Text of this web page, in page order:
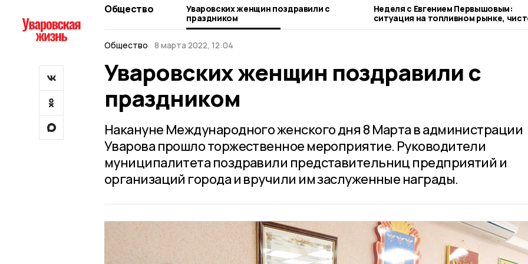
Общество
Уваровских женщин поздравили с
праздником
Неделя с Евгением Первышовым:
ситуация на топливном рынке,
городе и приоритеты образования
Общество
8 марта 2022, 12:04
Уваровских женщин поздравили с
праздником
Накануне Международного женского дня 8 Марта в администрации
Уварова прошло торжественное мероприятие. Руководители
муниципалитета поздравили представительниц предприятий и
организаций города и вручили им заслуженные награды.